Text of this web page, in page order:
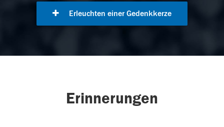
Erleuchten einer Gedenkkerze
Erinnerungen